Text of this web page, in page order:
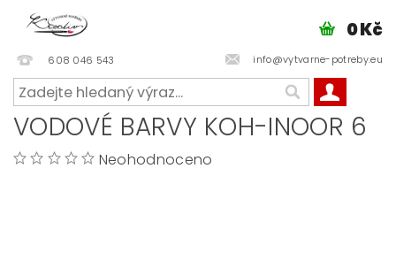
608 046 543 info@vytvarne-potreby.eu
0 Kč
VODOVÉ BARVY KOH-INOOR 6
Neohodnoceno